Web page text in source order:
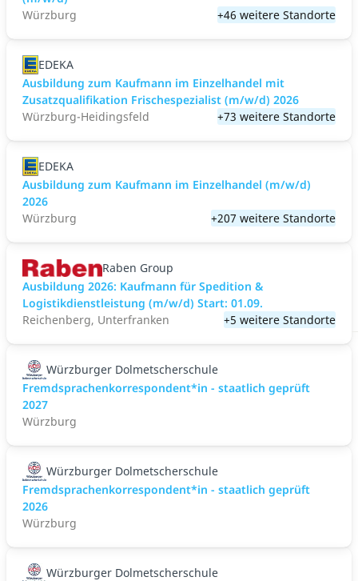
Würzburg
+46 weitere Standorte
EDEKA
Ausbildung zum Kaufmann im Einzelhandel mit
Zusatzqualifikation Frischespezialist (m/w/d) 2026
Würzburg-Heidingsfeld
+73 weitere Standorte
EDEKA
Ausbildung zum Kaufmann im Einzelhandel (m/w/d)
2026
Würzburg
+207 weitere Standorte
Raben Group
Ausbildung 2026: Kaufmann für Spedition &
Logistikdienstleistung (m/w/d) Start: 01.09.​
Reichenberg, Unterfranken
+5 weitere Standorte
Würzburger Dolmetscherschule
Fremdsprachenkorrespondent*in - staatlich geprüft
2027
Würzburg
Würzburger Dolmetscherschule
Fremdsprachenkorrespondent*in - staatlich geprüft
2026
Würzburg
Würzburger Dolmetscherschule